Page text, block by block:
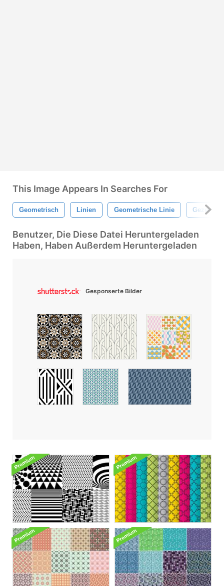
This Image Appears In Searches For
Geometrisch Linien Geometrische Linie
Benutzer, Die Diese Datei Heruntergeladen
Haben, Haben Außerdem Heruntergeladen
Gesponserte Bilder